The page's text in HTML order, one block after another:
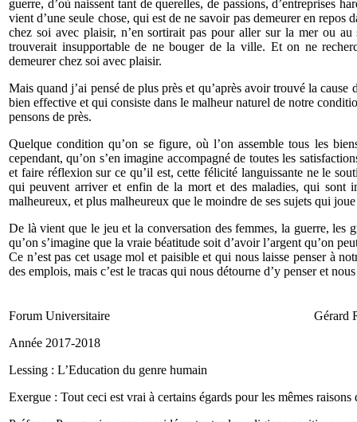
guerre, d’où naissent tant de querelles, de passions, d’entreprises
vient d’une seule chose, qui est de ne savoir pas demeurer en
chez soi avec plaisir, n’en sortirait pas pour aller sur la mer ou au
trouverait insupportable de ne bouger de la ville. Et on ne
demeurer chez soi avec plaisir.
Mais quand j’ai pensé de plus près et qu’après avoir trouvé la
bien effective et qui consiste dans le malheur naturel de notre
pensons de près.
Quelque condition qu’on se figure, où l’on assemble tous les
cependant, qu’on s’en imagine accompagné de toutes les
et faire réflexion sur ce qu’il est, cette félicité languissante ne le
qui peuvent arriver et enfin de la mort et des maladies, qui sont
malheureux, et plus malheureux que le moindre de ses sujets qui
De là vient que le jeu et la conversation des femmes, la guerre, les
qu’on s’imagine que la vraie béatitude soit d’avoir l’argent qu’on
Ce n’est pas cet usage mol et paisible et qui nous laisse penser à
des emplois, mais c’est le tracas qui nous détourne d’y penser et
Forum Universitaire Gérard
Année 2017-2018
Lessing : L’Education du genre humain
Exergue : Tout ceci est vrai à certains égards pour les mêmes raisons